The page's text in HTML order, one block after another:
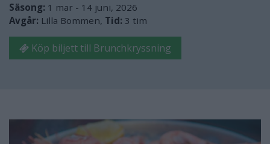
Säsong: 1 mar - 14 juni, 2026
Avgår: Lilla Bommen, Tid: 3 tim
Köp biljett till Brunchkryssning